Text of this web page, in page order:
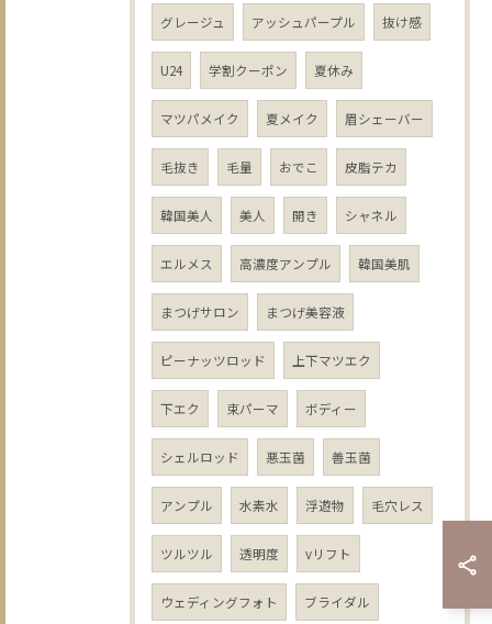
グレージュ アッシュパープル 抜け感
U24 学割クーポン 夏休み
マツパメイク 夏メイク 眉シェーバー
毛抜き 毛量 おでこ 皮脂テカ
韓国美人 美人 開き シャネル
エルメス 高濃度アンプル 韓国美肌
まつげサロン まつげ美容液
ピーナッツロッド 上下マツエク
下エク 束パーマ ボディー
シェルロッド 悪玉菌 善玉菌
アンプル 水素水 浮遊物 毛穴レス
ツルツル 透明度 vリフト
ウェディングフォト ブライダル